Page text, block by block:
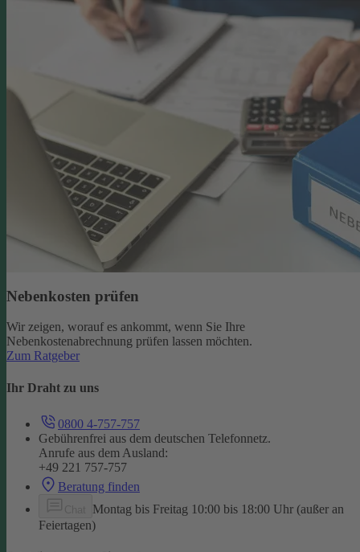
Nebenkosten prüfen
Wir zeigen, worauf es ankommt, wenn Sie Ihre
Nebenkostenabrechnung prüfen lassen möchten.
Zum Ratgeber
Ihr Draht zu uns
0800 4-757-757
Gebührenfrei aus dem deutschen Telefonnetz.
Anrufe aus dem Ausland:
+49 221 757-757
Beratung finden
Montag bis Freitag 10:00 bis 18:00 Uhr (außer an
Feiertagen)